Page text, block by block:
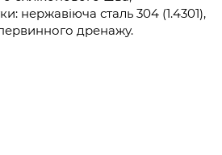
нержавіюча сталь 304 (1.4301),
дренажу.